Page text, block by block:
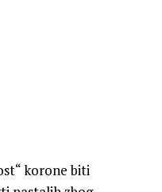
korone biti